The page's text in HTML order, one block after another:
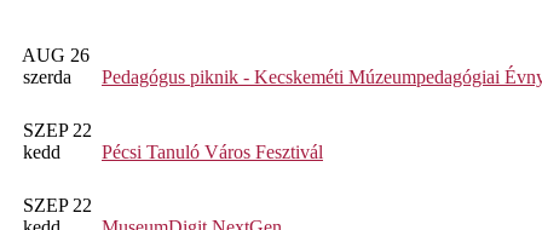
AUG 26
szerda
Pedagógus piknik - Kecskeméti Múzeumpedagógiai
SZEP 22
kedd
Pécsi Tanuló Város Fesztivál
SZEP 22